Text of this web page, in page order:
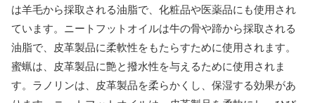
は羊毛から採取される油脂で、化粧品や医薬品にも使用され
ています。ニートフットオイルは牛の骨や蹄から採取される
油脂で、皮革製品に柔軟性をもたらすために使用されます。
蜜蝋は、皮革製品に艶と撥水性を与えるために使用されま
す。ラノリンは、皮革製品を柔らかくし、保湿する効果があ